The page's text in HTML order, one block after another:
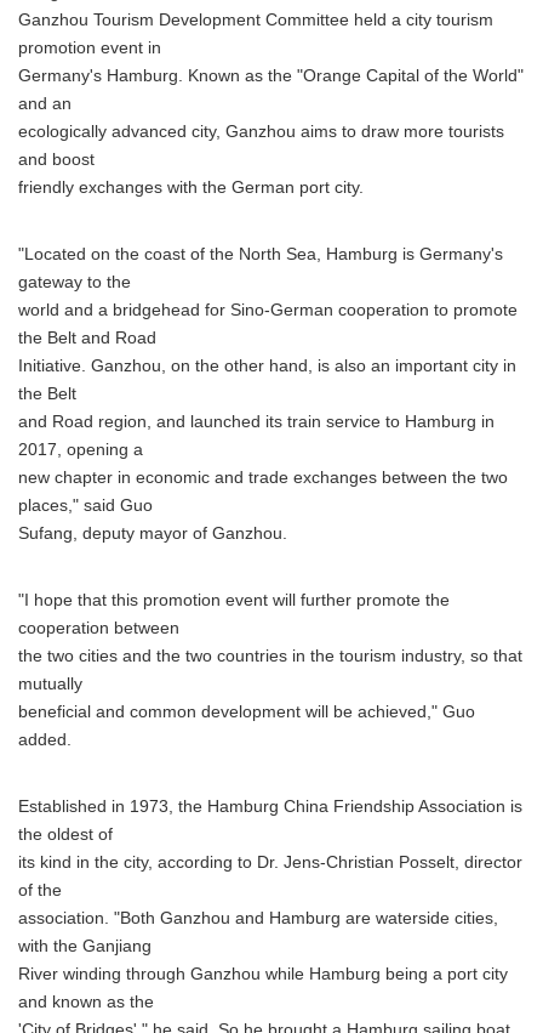
Ganzhou Tourism Development Committee held a city tourism
promotion event in
Germany's Hamburg. Known as the "Orange Capital of the World"
and an
ecologically advanced city, Ganzhou aims to draw more tourists
and boost
friendly exchanges with the German port city.
"Located on the coast of the North Sea, Hamburg is Germany's
gateway to the
world and a bridgehead for Sino-German cooperation to promote
the Belt and Road
Initiative. Ganzhou, on the other hand, is also an important city in
the Belt
and Road region, and launched its train service to Hamburg in
2017, opening a
new chapter in economic and trade exchanges between the two
places," said Guo
Sufang, deputy mayor of Ganzhou.
"I hope that this promotion event will further promote the
cooperation between
the two cities and the two countries in the tourism industry, so that
mutually
beneficial and common development will be achieved," Guo
added.
Established in 1973, the Hamburg China Friendship Association is
the oldest of
its kind in the city, according to Dr. Jens-Christian Posselt, director
of the
association. "Both Ganzhou and Hamburg are waterside cities,
with the Ganjiang
River winding through Ganzhou while Hamburg being a port city
and known as the